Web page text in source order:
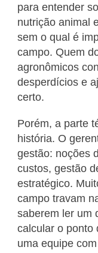
para entender
nutrição animal
sem o qual é
campo. Quem
agronômicos
desperdícios e
certo.
Porém, a parte
história. O
gestão: noções
custos, gestão
estratégico.
campo travam
saberem ler um
calcular o ponto
uma equipe